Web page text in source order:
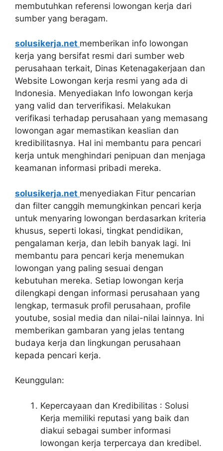
membutuhkan referensi lowongan kerja dari
sumber yang beragam.
solusikerja.net memberikan info lowongan
kerja yang bersifat resmi dari sumber web
perusahaan terkait, Dinas Ketenagakerjaan dan
Website Lowongan kerja resmi yang ada di
Indonesia. Menyediakan Info lowongan kerja
yang valid dan terverifikasi. Melakukan
verifikasi terhadap perusahaan yang memasang
lowongan agar memastikan keaslian dan
kredibilitasnya. Hal ini membantu para pencari
kerja untuk menghindari penipuan dan menjaga
keamanan informasi pribadi mereka.
solusikerja.net menyediakan Fitur pencarian
dan filter canggih memungkinkan pencari kerja
untuk menyaring lowongan berdasarkan kriteria
khusus, seperti lokasi, tingkat pendidikan,
pengalaman kerja, dan lebih banyak lagi. Ini
membantu para pencari kerja menemukan
lowongan yang paling sesuai dengan
kebutuhan mereka. Setiap lowongan kerja
dilengkapi dengan informasi perusahaan yang
lengkap, termasuk profil perusahaan, profile
youtube, sosial media dan nilai-nilai lainnya. Ini
memberikan gambaran yang jelas tentang
budaya kerja dan lingkungan perusahaan
kepada pencari kerja.
Keunggulan:
Kepercayaan dan Kredibilitas : Solusi
Kerja memiliki reputasi yang baik dan
diakui sebagai sumber informasi
lowongan kerja terpercaya dan kredibel.